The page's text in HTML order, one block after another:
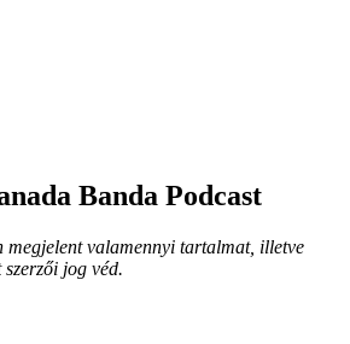
Banda Podcast
megjelent valamennyi tartalmat, illetve
jog véd.